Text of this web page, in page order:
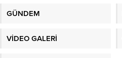
GÜNDEM
VİDEO GALERİ